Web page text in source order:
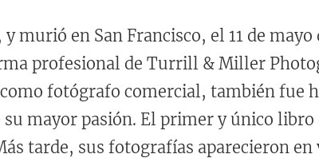
murió en San Francisco, el 11 de
profesional de Turrill & Miller
fotógrafo comercial, también fue
mayor pasión. El primer y único
tarde, sus fotografías aparecieron